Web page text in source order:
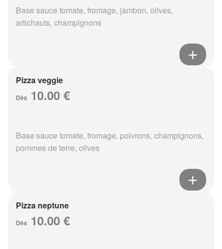
Base sauce tomate, fromage, jambon, olives,
artichauts, champignons
Pizza veggie
Dès 10.00 €
Base sauce tomate, fromage, poivrons, champignons,
pommes de terre, olives
Pizza neptune
Dès 10.00 €